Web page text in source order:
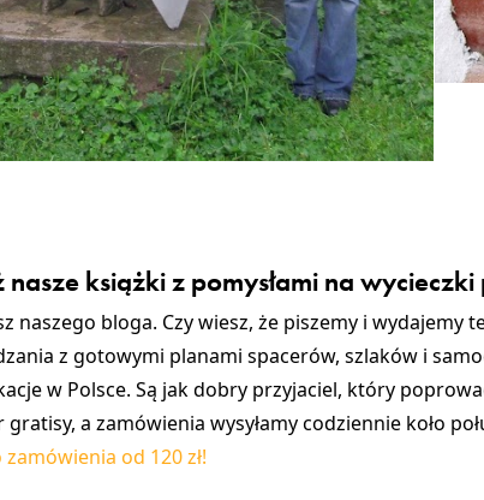
nasze książki z pomysłami na wycieczki
naszego bloga. Czy wiesz, że piszemy i wydajemy
z gotowymi planami spacerów, szlaków i
w Polsce. Są jak dobry przyjaciel, który
a zamówienia wysyłamy codziennie koło
od 120 zł!